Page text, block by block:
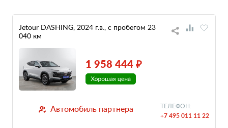
Jetour DASHING, 2024 г.в., с пробегом 23
040 км
1 958 444 ₽
Автомобиль партнера ТЕЛЕФОН:
+7 495 011 11 22